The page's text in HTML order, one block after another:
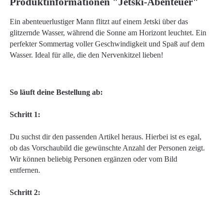
Ein abenteuerlustiger Mann flitzt auf einem Jetski über das
glitzernde Wasser, während die Sonne am Horizont leuchtet. Ein
perfekter Sommertag voller Geschwindigkeit und Spaß auf dem
Wasser. Ideal für alle, die den Nervenkitzel lieben!
So läuft deine Bestellung ab:
Schritt 1:
Du suchst dir den passenden Artikel heraus. Hierbei ist es egal,
ob das Vorschaubild die gewünschte Anzahl der Personen zeigt.
Wir können beliebig Personen ergänzen oder vom Bild
entfernen.
Schritt 2: